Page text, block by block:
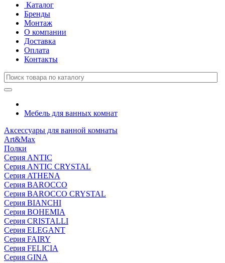
Каталог
Бренды
Монтаж
О компании
Доставка
Оплата
Контакты
Мебель для ванных комнат
Аксессуары для ванной комнаты
Art&Max
Полки
Серия ANTIC
Серия ANTIC CRYSTAL
Серия ATHENA
Серия BAROCCO
Серия BAROCCO CRYSTAL
Серия BIANCHI
Серия BOHEMIA
Серия CRISTALLI
Серия ELEGANT
Серия FAIRY
Серия FELICIA
Серия GINA